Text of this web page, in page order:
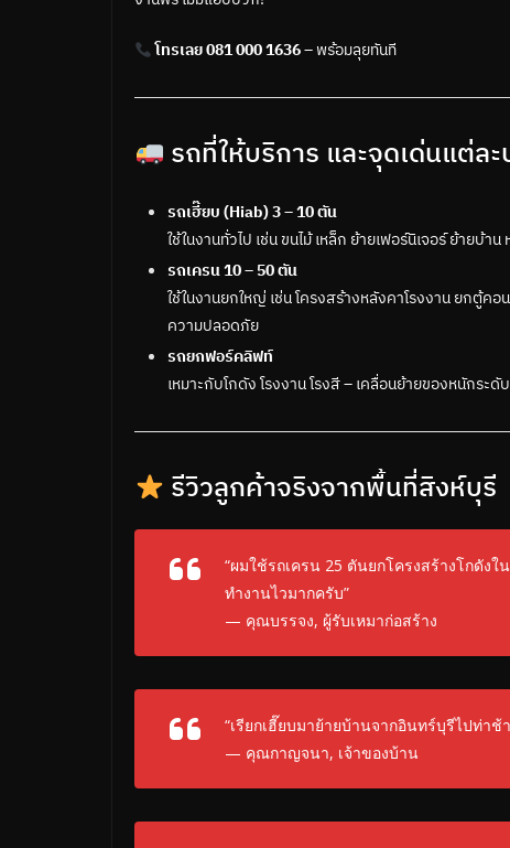
โทรเลย 081 000 1636– พร้อมลุยทันที
รถที่ให้บริการ และจุดเด่นแต่ละ
รถเฮี๊ยบ (Hiab) 3 – 10 ตัน
ใช้ในงานทั่วไป เช่น ขนไม้ เหล็ก ย้ายเฟอร์นิเจอร์ ย้าย
รถเครน 10 – 50 ตัน
ใช้ในงานยกใหญ่ เช่น โครงสร้างหลังคาโรงงาน ยกตู้ค
ความปลอดภัย
รถยกฟอร์คลิฟท์
เหมาะกับโกดัง โรงงาน โรงสี – เคลื่อนย้ายของหนักระ
รีวิวลูกค้าจริงจากพื้นที่สิงห์บุรี
“ผมใช้รถเครน 25 ตันยกโครงสร้างโกดัง
ทำงานไวมากครับ”
— คุณบรรจง, ผู้รับเหมาก่อสร้าง
“เรียกเฮี๊ยบมาย้ายบ้านจากอินทร์บุรีไปท่า
— คุณกาญจนา, เจ้าของบ้าน